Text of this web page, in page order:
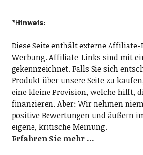
*Hinweis:
Diese Seite enthält externe
Werbung. Affiliate-Links sind mit
gekennzeichnet. Falls Sie sich
Produkt über unsere Seite zu
eine kleine Provision, welche hilft,
finanzieren. Aber: Wir nehmen
positive Bewertungen und äußern
eigene, kritische Meinung.
Erfahren Sie mehr …